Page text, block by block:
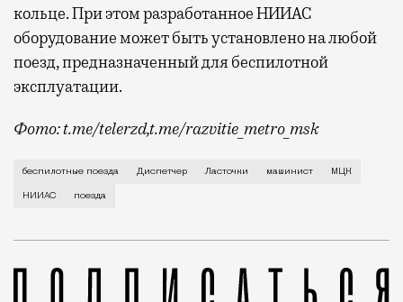
кольце. При этом разработанное НИИАС
оборудование может быть установлено на любой
поезд, предназначенный для беспилотной
эксплуатации.
Фото: t.me/telerzd,t.me/razvitie_metro_msk
Новые поезда работают на четвертом уровне
беспилотные поезда Диспетчер Ласточки машинист МЦК
НИИАС поезда